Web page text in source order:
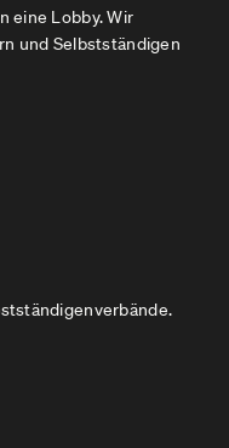
eine Lobby. Wir
und Selbstständigen